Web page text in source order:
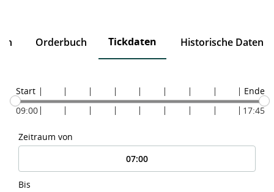
Orderbuch Tickdaten Historische Daten
Start
09:00
Ende
17:45
Zeitraum von
Bis